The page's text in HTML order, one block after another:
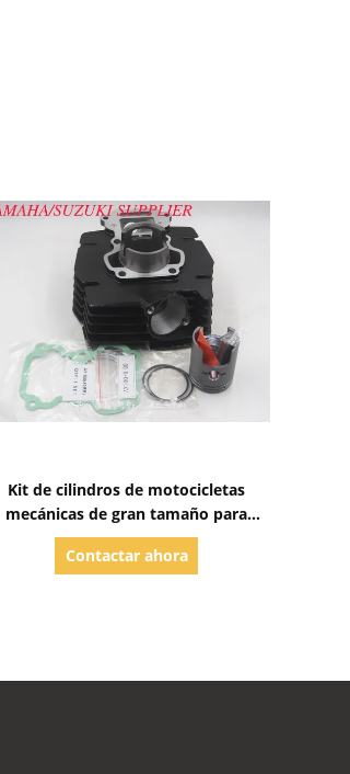
Kit de cilindros de motocicletas
mecánicas de gran tamaño para
partes de motores de motor Suzuki
AX100
Contactar ahora